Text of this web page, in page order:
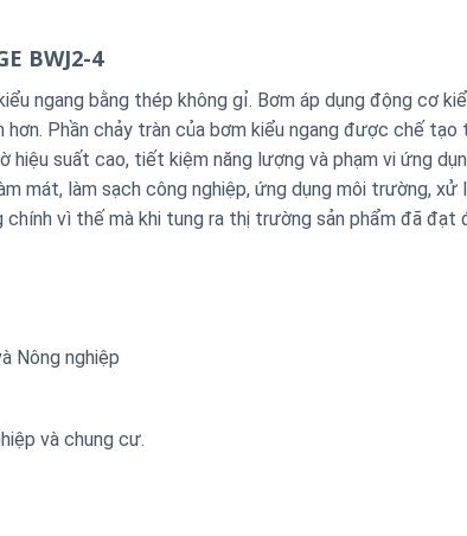
BWJ2-4
ngang bằng thép không gỉ. Bơm áp dụng động cơ
Phần chảy tràn của bơm kiểu ngang được chế
hiệu suất cao, tiết kiệm năng lượng và phạm vi ứng
mát, làm sạch công nghiệp, ứng dụng môi trường,
vì thế mà khi tung ra thị trường sản phẩm đã đạt
Nông nghiệp
và chung cư.